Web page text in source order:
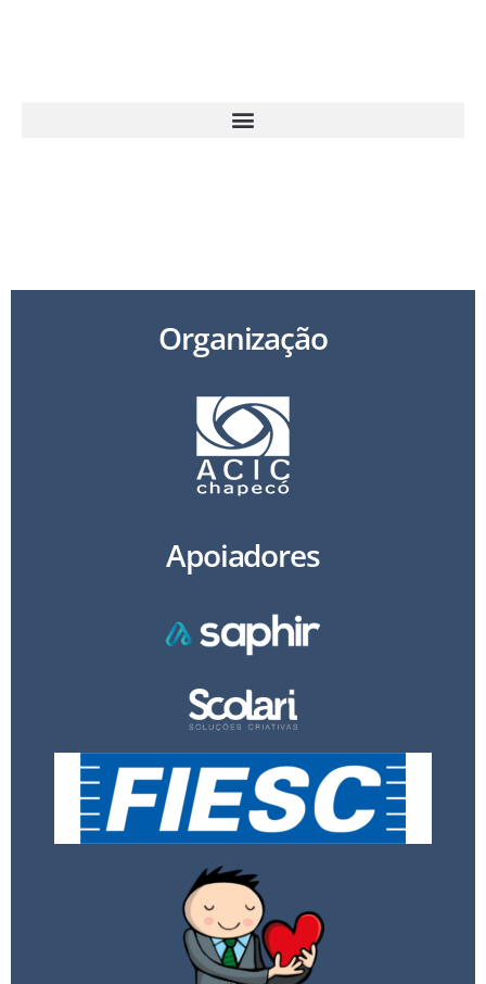
Organização
Apoiadores